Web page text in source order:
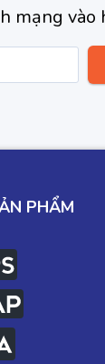
mạng vào
PHẨM